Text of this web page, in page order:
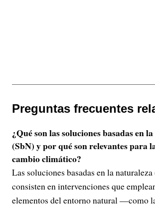
Preguntas frecuentes
¿Qué son las soluciones basadas en
(SbN) y por qué son relevantes para
cambio climático?
Las soluciones basadas en la
consisten en intervenciones que
elementos del entorno natural —como